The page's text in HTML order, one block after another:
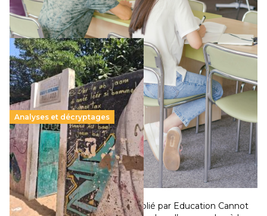
Lire la suite →
Analyses et décryptages
258 millions d’enfants victimes de la guerre, des
chocs climatiques et des déplacements de
population
11 juillet 2026-National
Un nouveau rapport mondial publié par Education Cannot